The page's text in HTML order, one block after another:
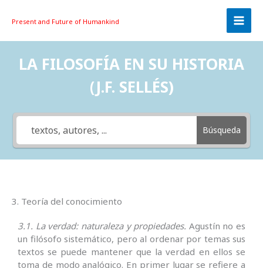
Present and Future of Humankind
LA FILOSOFÍA EN SU HISTORIA
(J.F. SELLÉS)
Búsqueda
3. Teoría del conocimiento
3.1. La verdad: naturaleza y propiedades. Agustín no es
un filósofo sistemático, pero al ordenar por temas sus
textos se puede mantener que la verdad en ellos se
toma de modo analógico. En primer lugar se refiere a